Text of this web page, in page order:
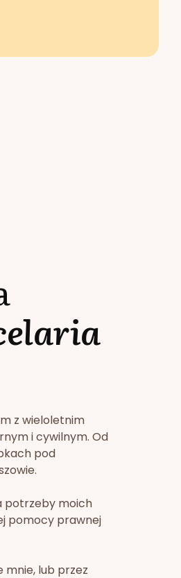
z wieloletnim
i cywilnym. Od
pod
potrzeby moich
pomocy prawnej
mnie, lub przez